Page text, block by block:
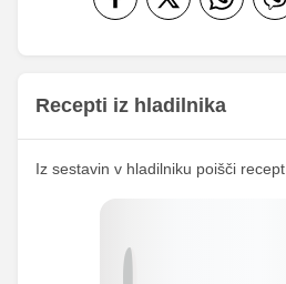
Folna kislina
0 g
0 g
303.85
Kalcij
25.64
72.67 mg
Recepti iz hladilnika
Iz sestavin v hladilniku poišči recept.